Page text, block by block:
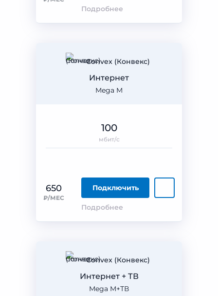
Подробнее
Convex (Конвекс)
Mega M
Интернет
650
₽/МЕС
Подключить
Подробнее
100
мбит/с
Convex (Конвекс)
Mega M+ТВ
Интернет + ТВ